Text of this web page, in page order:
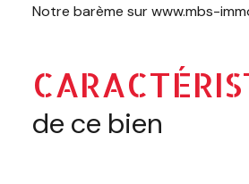
Notre barème sur www.mbs-
de ce bien